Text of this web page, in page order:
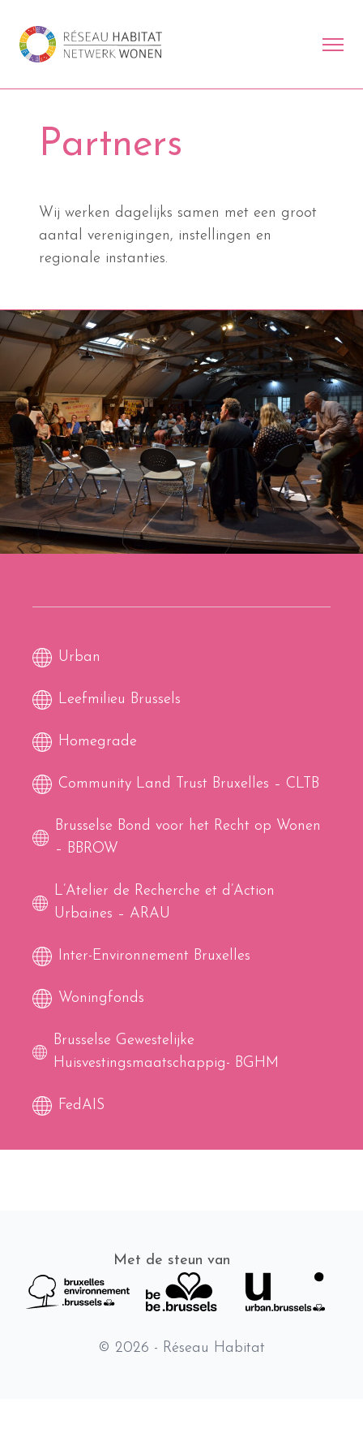
Partners
Wij werken dagelijks samen met een groot
aantal verenigingen, instellingen en
regionale instanties.
Urban
Leefmilieu Brussels
Homegrade
Community Land Trust Bruxelles – CLTB
Brusselse Bond voor het Recht op Wonen
– BBROW
L’Atelier de Recherche et d’Action
Urbaines – ARAU
Inter-Environnement Bruxelles
Woningfonds
Brusselse Gewestelijke
Huisvestingsmaatschappig- BGHM
FedAIS
Met de steun van
© 2026 - Réseau Habitat